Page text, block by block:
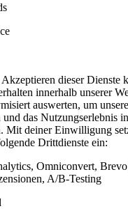
dieser Dienste
innerhalb unserer
auswerten, um
das Nutzungserlebnis
Mit deiner Einwilligung
Drittdienste ein:
Omniconvert,
A/B-Testing